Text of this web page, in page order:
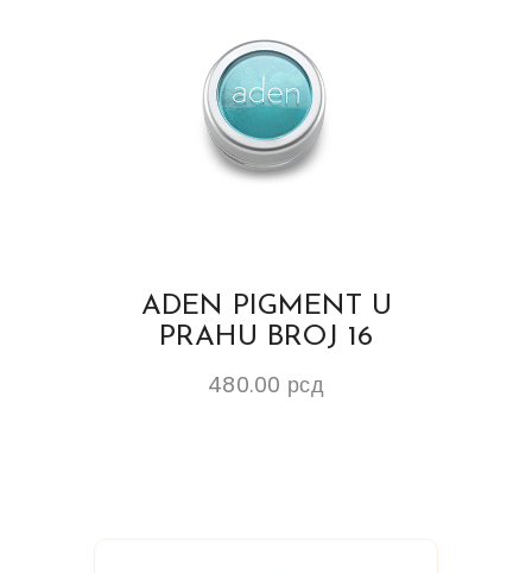
ADEN PIGMENT U
PRAHU BROJ 16
480.00 рсд